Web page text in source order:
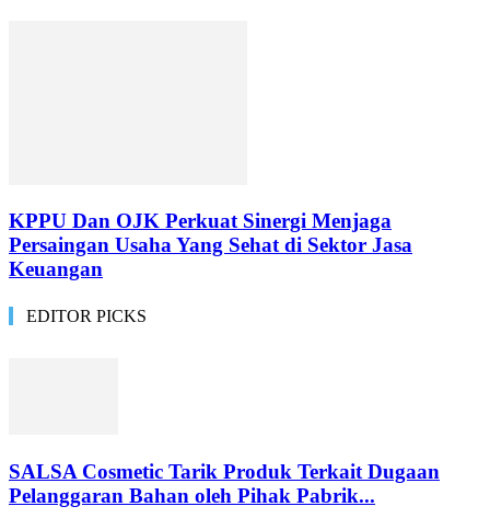
KPPU Dan OJK Perkuat Sinergi Menjaga
Persaingan Usaha Yang Sehat di Sektor Jasa
Keuangan
EDITOR PICKS
SALSA Cosmetic Tarik Produk Terkait Dugaan
Pelanggaran Bahan oleh Pihak Pabrik...